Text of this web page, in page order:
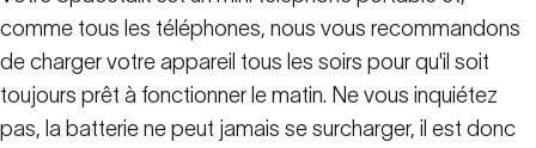
comme tous les téléphones, nous vous recommandons
de charger votre appareil tous les soirs pour qu'il soit
toujours prêt à fonctionner le matin. Ne vous inquiétez
pas, la batterie ne peut jamais se surcharger, il est donc